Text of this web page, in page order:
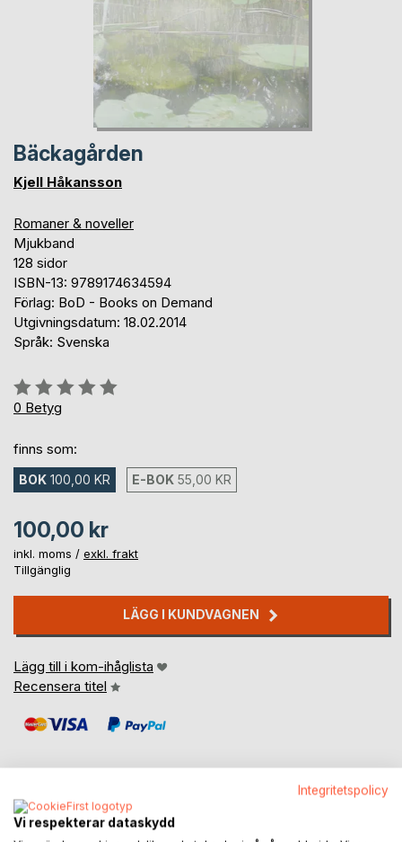
Bäckagården
Kjell Håkansson
Romaner & noveller
Mjukband
128 sidor
ISBN-13: 9789174634594
Förlag: BoD - Books on Demand
Utgivningsdatum: 18.02.2014
Språk: Svenska
Betyg::
0%
0 Betyg
finns som:
BOK 100,00 KR E-BOK 55,00 KR
100,00 kr
inkl. moms / exkl. frakt
Tillgänglig
LÄGG I KUNDVAGNEN
Lägg till i kom-ihåglista
Recensera titel
BESKRIVNING
Integritetspolicy
Vi respekterar dataskydd